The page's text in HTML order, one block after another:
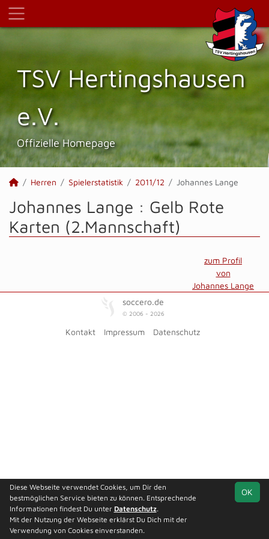
TSV Hertings­hausen
e.V.
Offizielle Homepage
Herren Spielerstatistik 2011/12 Johannes Lange
Johannes Lange : Gelb Rote
Karten (2.Mannschaft)
zum Profil
von
Johannes Lange
soccero.de
© 2006 - 2026
Kontakt Impressum Datenschutz
OK
Diese Webseite verwendet Cookies, um Dir den
bestmöglichen Service bieten zu können. Entsprechende
Informationen findest Du unter Datenschutz.
Mit der Nutzung der Webseite erklärst Du Dich mit der
Verwendung von Cookies einverstanden.